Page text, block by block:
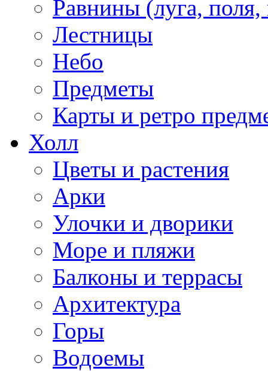
Равнины (луга,
Лестницы
Небо
Предметы
Карты и ретро
Холл
Цветы и растения
Арки
Улочки и дворики
Море и пляжи
Балконы и террасы
Архитектура
Горы
Водоемы